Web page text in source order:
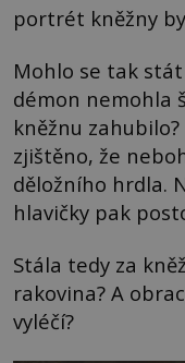
portrét kněžny
Mohlo se tak
démon nemohla
kněžnu
zjištěno, že
děložního hrdla.
hlavičky pak
Stála tedy za
rakovina? A
vyléčí?